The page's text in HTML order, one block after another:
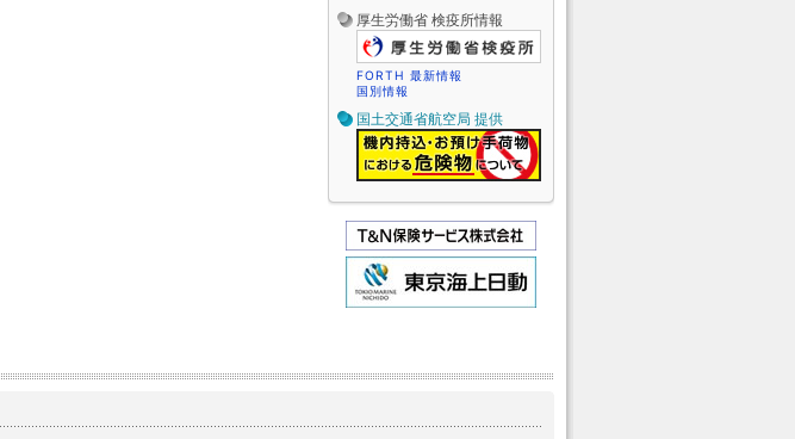
厚生労働省 検疫所情報
FORTH 最新情報
国別情報
国土交通省航空局 提供